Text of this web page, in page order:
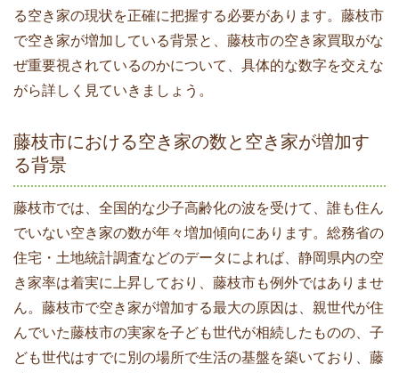
る空き家の現状を正確に把握する必要があります。藤枝市
で空き家が増加している背景と、藤枝市の空き家買取がな
ぜ重要視されているのかについて、具体的な数字を交えな
がら詳しく見ていきましょう。
藤枝市における空き家の数と空き家が増加す
る背景
藤枝市では、全国的な少子高齢化の波を受けて、誰も住ん
でいない空き家の数が年々増加傾向にあります。総務省の
住宅・土地統計調査などのデータによれば、静岡県内の空
き家率は着実に上昇しており、藤枝市も例外ではありませ
ん。藤枝市で空き家が増加する最大の原因は、親世代が住
んでいた藤枝市の実家を子ども世代が相続したものの、子
ども世代はすでに別の場所で生活の基盤を築いており、藤